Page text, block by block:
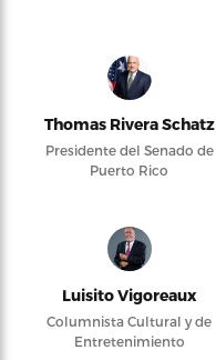
Thomas Rivera Schatz
Presidente del Senado de
Puerto Rico
Luisito Vigoreaux
Columnista Cultural y de
Entretenimiento